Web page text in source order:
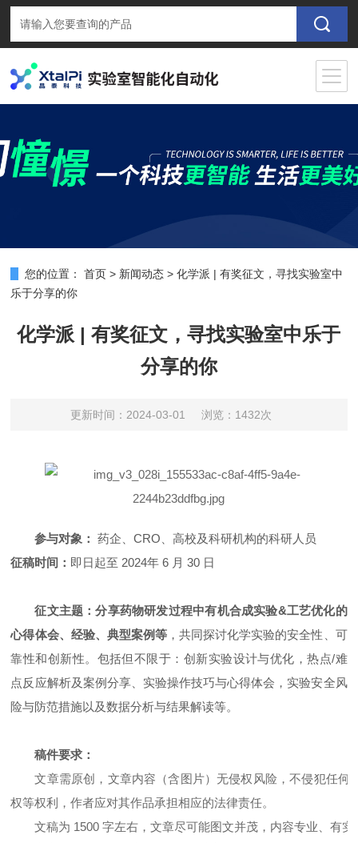
您的位置： 首页 > 新闻动态 >化学派 | 有奖征文，寻找实验室中
乐于分享的你
化学派 | 有奖征文，寻找实验室中乐于
分享的你
更新时间：2024-03-01 浏览：1432次
参与对象：药企、CRO、高校及科研机构的科研人员
征稿时间： 即日起至 2024年 6 月 30 日
征文主题：分享药物研发过程中有机合成实验&工艺优化的
心得体会、经验、典型案例等，共同探讨化学实验的安全性、可
靠性和创新性。包括但不限于：创新实验设计与优化，热点/难
点反应解析及案例分享、实验操作技巧与心得体会，实验安全风
险与防范措施以及数据分析与结果解读等。
稿件要求：
文章需原创，文章内容（含图片）无侵权风险，不侵犯任何
权等权利，作者应对其作品承担相应的法律责任。
文稿为 1500 字左右，文章尽可能图文并茂，内容专业、有